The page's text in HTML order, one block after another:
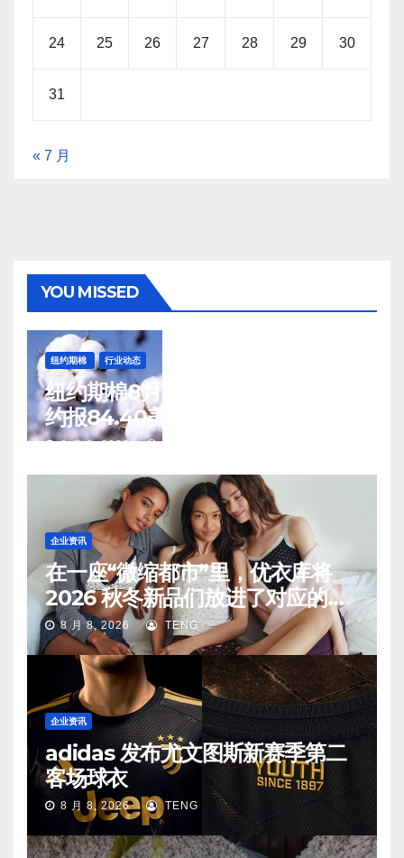
24 25 26 27 28 29 30
31
« 7 月
YOU MISSED
纽约期棉 行业动态
纽约期棉8月7日(周五)收涨12月合
约报84.40美分/磅
8 月 8, 2026 TENG
企业资讯
在一座“微缩都市”里，优衣库将
2026 秋冬新品们放进了对应的生
活场景中
8 月 8, 2026 TENG
企业资讯
adidas 发布尤文图斯新赛季第二
客场球衣
8 月 8, 2026 TENG